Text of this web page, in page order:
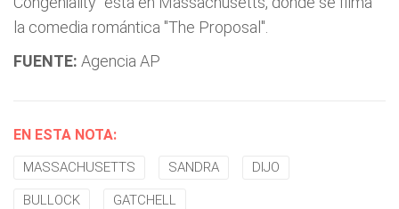
la comedia romántica "The Proposal".
FUENTE: Agencia AP
EN ESTA NOTA:
MASSACHUSETTS SANDRA DIJO
BULLOCK GATCHELL